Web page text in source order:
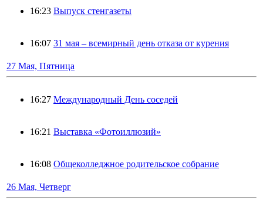
16:23 Выпуск стенгазеты
16:07 31 мая – всемирный день отказа от курения
27 Мая, Пятница
16:27 Международный День соседей
16:21 Выставка «Фотоиллюзий»
16:08 Общеколледжное родительское собрание
26 Мая, Четверг